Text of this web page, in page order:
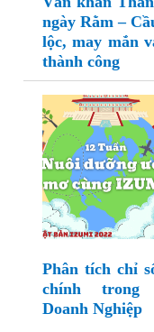
ngày Rằm –
lộc, may mắn
thành công
Phân tích chỉ
chính trong
Doanh Nghiệp